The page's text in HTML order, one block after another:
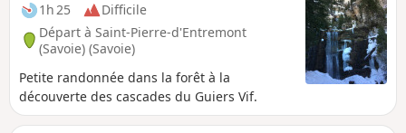
1h 25
Difficile
Départ à Saint-Pierre-d'Entremont
(Savoie) (Savoie)
Petite randonnée dans la forêt à la
découverte des cascades du Guiers Vif.